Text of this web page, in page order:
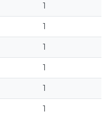
1
1
1
1
1
1